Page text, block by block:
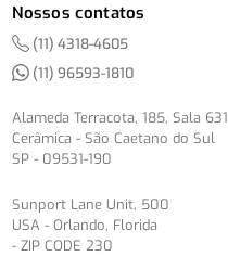
Nossos contatos
(11) 4318-4605
(11) 96593-1810
Alameda Terracota, 185, Sala 631
Cerâmica - São Caetano do Sul
SP - 09531-190
Sunport Lane Unit, 500
USA - Orlando, Florida
- ZIP CODE 230